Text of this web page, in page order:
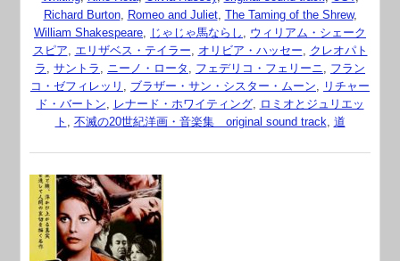
Richard Burton, Romeo and Juliet, The Taming of the Shrew,
William Shakespeare, じゃじゃ馬ならし , ウィリアム・シェーク
スピア, エリザベス・テイラー, オリビア・ハッセー, クレオパト
ラ , サントラ , ニーノ・ロータ , フェデリコ・フェリーニ, フラン
コ・ゼフィレッリ , ブラザー・サン・シスター・ムーン, リチャー
ド・バートン, レナード・ホワイティング, ロミオとジュリエッ
ト , 不滅の20世紀洋画・音楽集 original sound track, 道